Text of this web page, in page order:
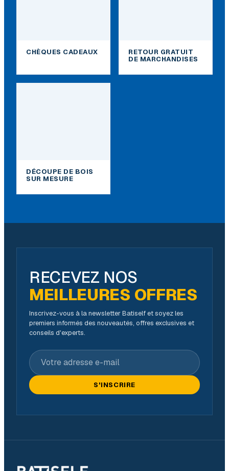
CHÈQUES CADEAUX
RETOUR GRATUIT
DE MARCHANDISES
DÉCOUPE DE BOIS
SUR MESURE
RECEVEZ NOS
MEILLEURES OFFRES
Inscrivez-vous à la newsletter Batiself et soyez les
premiers informés des nouveautés, offres exclusives et
conseils d'experts.
Votre adresse e-mail
S'INSCRIRE